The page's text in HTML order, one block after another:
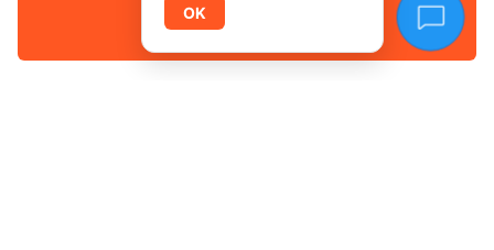
Забронировать
Оплата позже
OK